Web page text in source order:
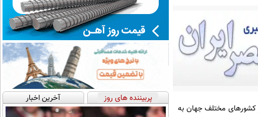
کشورهای مختلف جهان به
پربیننده های روز آخرین اخبار